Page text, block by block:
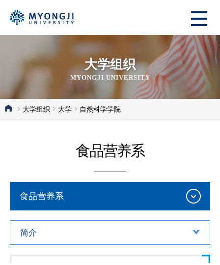
大学组织
MYONGJI UNIVERSITY
大学组织 大学 自然科学学院
食品营养系
食品营养系
简介